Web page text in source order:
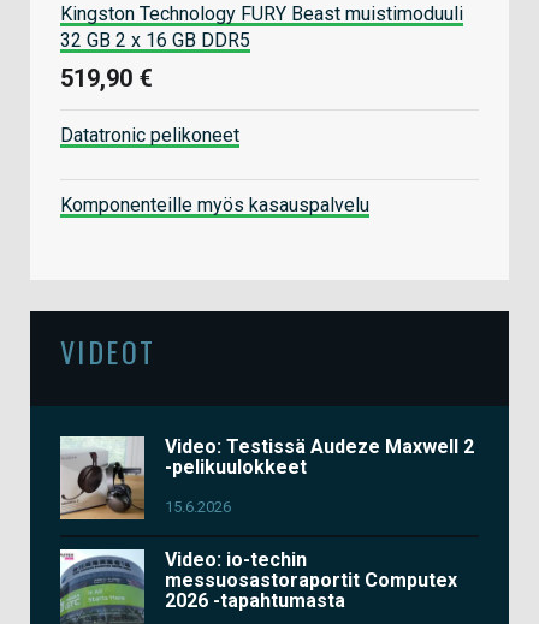
Kingston Technology FURY Beast muistimoduuli
32 GB 2 x 16 GB DDR5
519,90 €
Datatronic pelikoneet
Komponenteille myös kasauspalvelu
VIDEOT
Video: Testissä Audeze Maxwell 2
-pelikuulokkeet
15.6.2026
Video: io-techin
messuosastoraportit Computex
2026 -tapahtumasta